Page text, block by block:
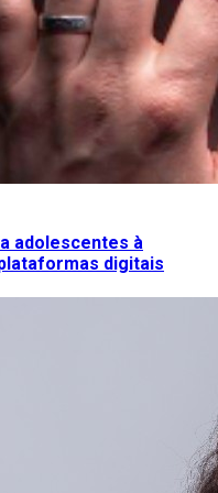
adolescentes à
digitais